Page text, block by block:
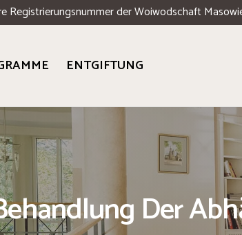
der Woiwodschaft
ENTGIFTUNG
Der